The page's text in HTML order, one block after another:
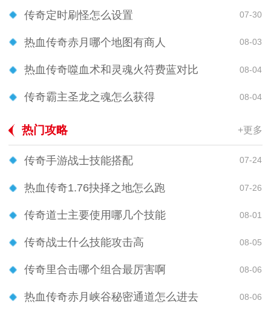
传奇定时刷怪怎么设置 07-30
热血传奇赤月哪个地图有商人 08-03
热血传奇噬血术和灵魂火符费蓝对比 08-04
传奇霸主圣龙之魂怎么获得 08-04
热门攻略 +更多
传奇手游战士技能搭配 07-24
热血传奇1.76抉择之地怎么跑 07-26
传奇道士主要使用哪几个技能 08-01
传奇战士什么技能攻击高 08-05
传奇里合击哪个组合最厉害啊 08-06
热血传奇赤月峡谷秘密通道怎么进去 08-06